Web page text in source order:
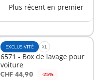
Plus récent en premier
EXCLUSIVITÉ XL
6571 - Box de lavage pour
voiture
CHF 44,90 -25%